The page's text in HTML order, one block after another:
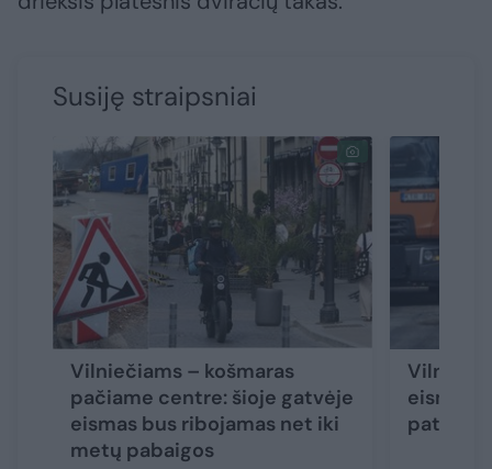
Susiję straipsniai
Vilniečiams – košmaras
pačiame centre: šioje gatvėje
eismas bus ribojamas net iki
metų pabaigos
Vilniaus
eismas
pat